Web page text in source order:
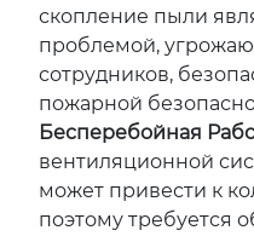
скопление пыли
проблемой,
сотрудников,
пожарной
Бесперебойная
вентиляционной
может привести к
поэтому требуется